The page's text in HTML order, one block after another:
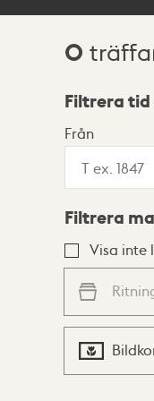
0
Visningsläge
Lista
Filtrera tid
Från
Filtrera
Visa inte